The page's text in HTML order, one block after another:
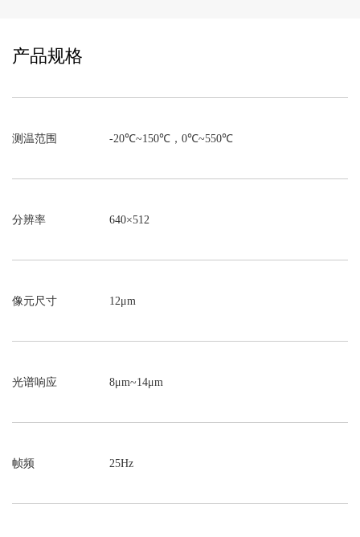
产品规格
测温范围 -20℃~150℃，0℃~550℃
分辨率 640×512
像元尺寸 12μm
光谱响应 8μm~14μm
帧频 25Hz